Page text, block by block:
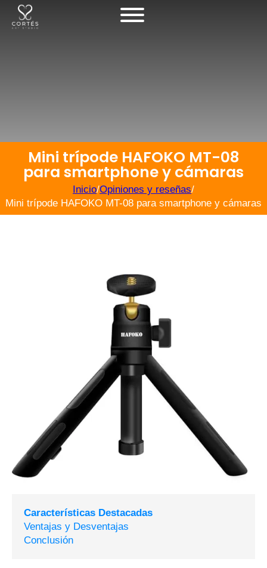
Mini trípode HAFOKO MT-08
para smartphone y cámaras
Inicio/Opiniones y reseñas/
Mini trípode HAFOKO MT-08 para smartphone y cámaras
Características Destacadas
Ventajas y Desventajas
Conclusión